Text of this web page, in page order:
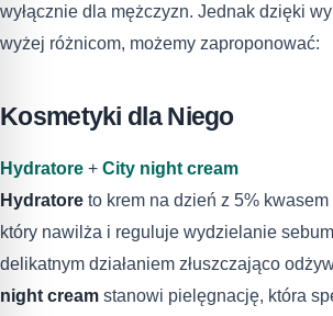
wyłącznie dla mężczyzn. Jednak dzięki
wyżej różnicom, możemy zaproponować:
Kosmetyki dla Niego
Hydratore + City night cream
Hydratore to krem na dzień z 5% kwasem
który nawilża i reguluje wydzielanie
delikatnym działaniem złuszczająco
night cream stanowi pielęgnację, która